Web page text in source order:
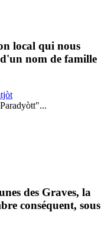
local qui nous
nom de famille
des Graves, la
conséquent, sous